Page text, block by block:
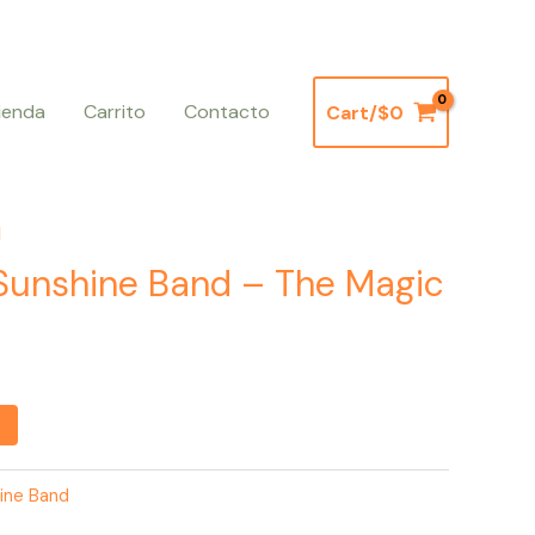
Carrito Contacto Cart/$0
Band – The Magic
Band